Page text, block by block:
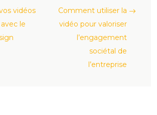
vidéos
le
Comment utiliser la
vidéo pour valoriser
l’engagement
sociétal de
l’entreprise